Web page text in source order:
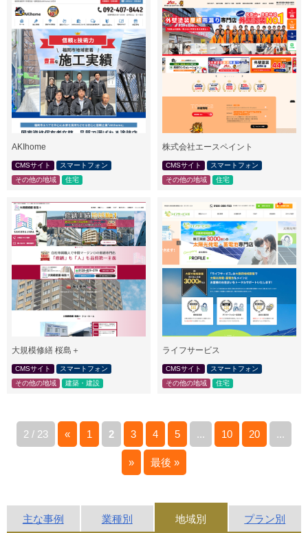
AKIhome
CMSサイト
スマートフォン
その他の地域
住宅
株式会社エースペイント
CMSサイト
スマートフォン
その他の地域
住宅
大規模修繕 桜島＋
CMSサイト
スマートフォン
その他の地域
建築・建設
ライフサービス
CMSサイト
スマートフォン
その他の地域
住宅
2 / 23 « 1 2 3 4 5 ... 10 20 ...
» 最後 »
主な事例 業種別 地域別 プラン別